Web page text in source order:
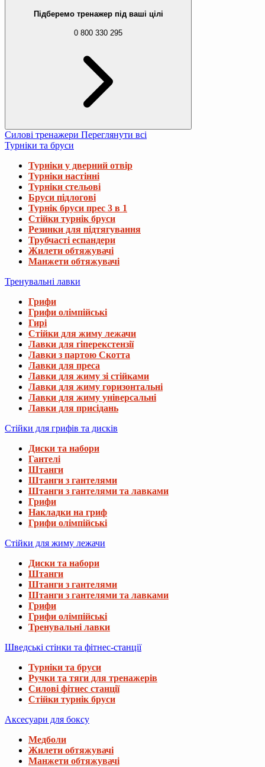
Підберемо тренажер під ваші цілі
0 800 330 295
Силові тренажери Переглянути всі
Турніки та бруси
Турніки у дверний отвір
Турніки настінні
Турніки стельові
Бруси підлогові
Турнік бруси прес 3 в 1
Стійки турнік бруси
Резинки для підтягування
Трубчасті еспандери
Жилети обтяжувачі
Манжети обтяжувачі
Тренувальні лавки
Грифи
Грифи олімпійські
Гирі
Стійки для жиму лежачи
Лавки для гіперекстензії
Лавки з партою Скотта
Лавки для преса
Лавки для жиму зі стійками
Лавки для жиму горизонтальні
Лавки для жиму універсальні
Лавки для присідань
Стійки для грифів та дисків
Диски та набори
Гантелі
Штанги
Штанги з гантелями
Штанги з гантелями та лавками
Грифи
Накладки на гриф
Грифи олімпійські
Стійки для жиму лежачи
Диски та набори
Штанги
Штанги з гантелями
Штанги з гантелями та лавками
Грифи
Грифи олімпійські
Тренувальні лавки
Шведські стінки та фітнес-станції
Турніки та бруси
Ручки та тяги для тренажерів
Силові фітнес станції
Стійки турнік бруси
Аксесуари для боксу
Медболи
Жилети обтяжувачі
Манжети обтяжувачі